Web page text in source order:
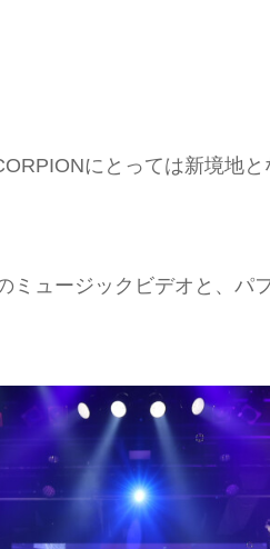
にとっては新境地
ミュージックビデオと、パ